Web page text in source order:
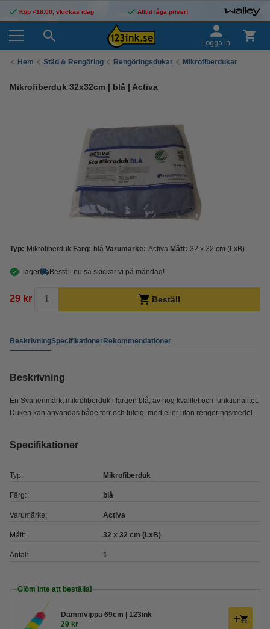
Köp <16:00, skickas idag Alltid låga priser!
Logga in
Hem Städ & Rengöring Rengöringsdukar Mikrofiberdukar
Mikrofiberduk 32x32cm | blå | Activa
Typ: Mikrofiberduk Färg: blå Varumärke: Activa Mått: 32 x 32 cm (LxB)
i lager Beställ nu så skickar vi på måndag!
29 kr Beställ
BeskrivningSpecifikationerRekommendationer
Beskrivning
En Svanenmärkt mikrofiberduk i färgen blå, av hög kvalitet och funktionalitet.
Duken kan användas både torr och fuktig, med eller utan rengöringsmedel.
Specifikationer
Typ: Mikrofiberduk
Färg: blå
Varumärke: Activa
Mått: 32 x 32 cm (LxB)
Antal: 1
Glöm inte att beställa!
Dammvippa 69cm | 123ink
29 kr